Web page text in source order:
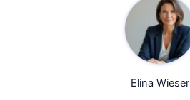
Elina Wieser